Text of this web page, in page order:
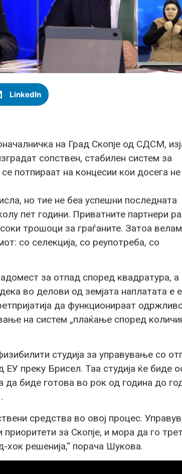
LinkedIn
на Град Скопје од СДСМ,
сопствен, стабилен систем за
потпираат на концесии кои досега
но тие не беа успешни последната
пет години. Приватните партнери
трошоци за граѓаните. Затоа
со селекција, со реупотреба, со
за отпад според квадратура, а
во делови од земјата наплатата е
да функционираат
на систем „плаќање според
студија за управување со
преку Брисел. Таа студија ќе биде
да биде готова во рок од година до
средства во овој процес.
за Скопје, и мора да го
хок решенија,“ порача Шукова.